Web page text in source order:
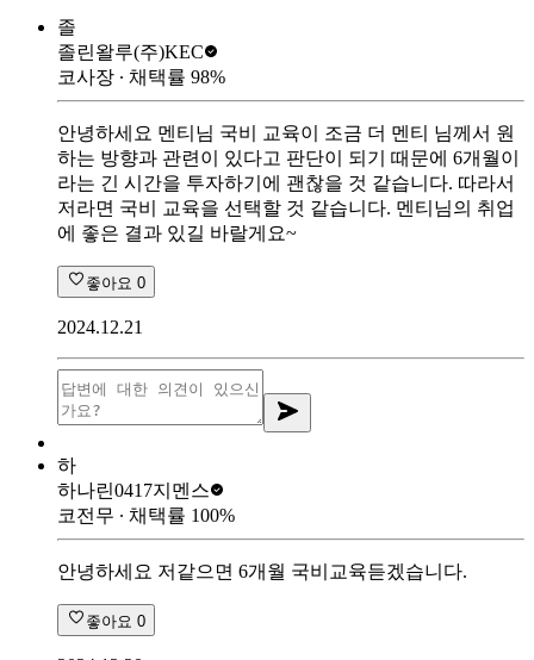
졸
졸린왈루(주)KEC
코사장 ∙ 채택률 98%
안녕하세요 멘티님 국비 교육이 조금 더 멘티 님께서 원
하는 방향과 관련이 있다고 판단이 되기 때문에 6개월이
라는 긴 시간을 투자하기에 괜찮을 것 같습니다. 따라서
저라면 국비 교육을 선택할 것 같습니다. 멘티님의 취업
에 좋은 결과 있길 바랄게요~
좋아요 0
2024.12.21
하
하나린0417지멘스
코전무 ∙ 채택률 100%
안녕하세요 저같으면 6개월 국비교육듣겠습니다.
좋아요 0